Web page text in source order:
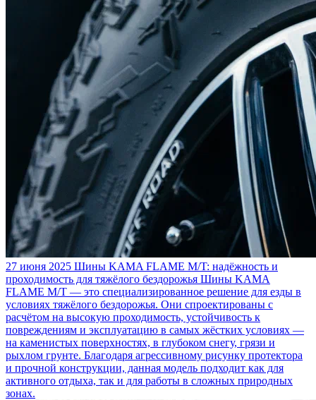
27 июня 2025 Шины KAMA FLAME M/T: надёжность и
проходимость для тяжёлого бездорожья Шины KAMA
FLAME M/T — это специализированное решение для езды в
условиях тяжёлого бездорожья. Они спроектированы с
расчётом на высокую проходимость, устойчивость к
повреждениям и эксплуатацию в самых жёстких условиях —
на каменистых поверхностях, в глубоком снегу, грязи и
рыхлом грунте. Благодаря агрессивному рисунку протектора
и прочной конструкции, данная модель подходит как для
активного отдыха, так и для работы в сложных природных
зонах.